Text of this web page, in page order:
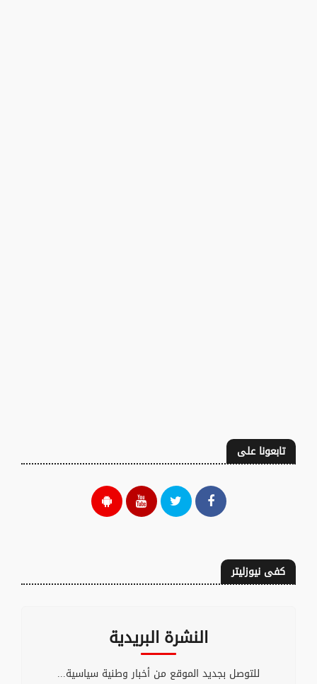
تابعونا على
كفى نيوزليتر
النشرة البريدية
للتوصل بجديد الموقع من أخبار وطنية سياسية...